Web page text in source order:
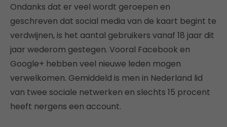
Ondanks dat er veel wordt geroepen en
geschreven dat social media van de kaart begint te
verdwijnen, is het aantal gebruikers vanaf 18 jaar dit
jaar wederom gestegen. Vooral Facebook en
Google+ hebben veel nieuwe leden mogen
verwelkomen. Gemiddeld is men in Nederland lid
van twee sociale netwerken en slechts 15 procent
heeft nergens een account.